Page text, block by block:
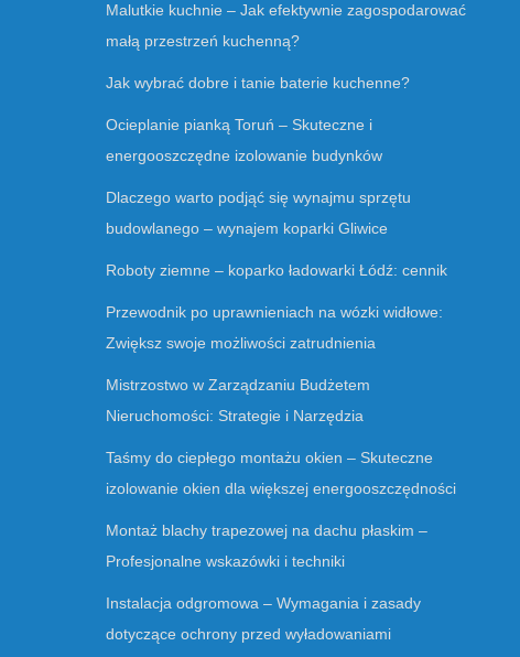
Malutkie kuchnie – Jak efektywnie zagospodarować
małą przestrzeń kuchenną?
Jak wybrać dobre i tanie baterie kuchenne?
Ocieplanie pianką Toruń – Skuteczne i
energooszczędne izolowanie budynków
Dlaczego warto podjąć się wynajmu sprzętu
budowlanego – wynajem koparki Gliwice
Roboty ziemne – koparko ładowarki Łódź: cennik
Przewodnik po uprawnieniach na wózki widłowe:
Zwiększ swoje możliwości zatrudnienia
Mistrzostwo w Zarządzaniu Budżetem
Nieruchomości: Strategie i Narzędzia
Taśmy do ciepłego montażu okien – Skuteczne
izolowanie okien dla większej energooszczędności
Montaż blachy trapezowej na dachu płaskim –
Profesjonalne wskazówki i techniki
Instalacja odgromowa – Wymagania i zasady
dotyczące ochrony przed wyładowaniami